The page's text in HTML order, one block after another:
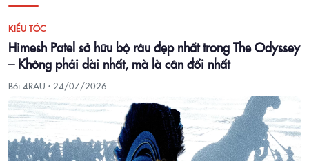
KIỂU TÓC
Himesh Patel sở hữu bộ râu đẹp nhất trong The Odyssey
– Không phải dài nhất, mà là cân đối nhất
Bởi 4RAU · 24/07/2026